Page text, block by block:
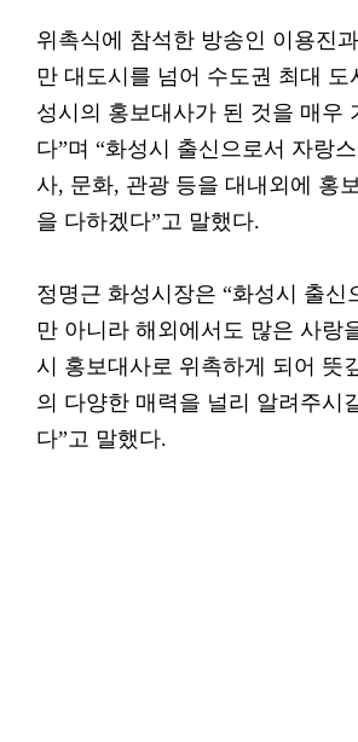
위촉식에 참석한 방송인 이용진
만 대도시를 넘어 수도권 최대 도
성시의 홍보대사가 된 것을 매우
다”며 “화성시 출신으로서 자랑
사, 문화, 관광 등을 대내외에 홍
을 다하겠다”고 말했다.
정명근 화성시장은 “화성시 출신
만 아니라 해외에서도 많은 사랑
시 홍보대사로 위촉하게 되어 뜻
의 다양한 매력을 널리 알려주시
다”고 말했다.